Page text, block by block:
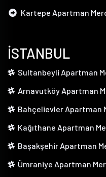
Kartepe Apartman
İSTANBUL
Sultanbeyli Apartman
Arnavutköy Apartman
Bahçelievler Apartman
Kağıthane Apartman
Başakşehir Apartman
Ümraniye Apartman